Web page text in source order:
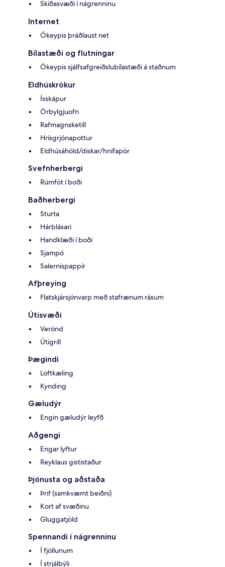
Skíðasvæði í nágrenninu
Internet
Ókeypis þráðlaust net
Bílastæði og flutningar
Ókeypis sjálfsafgreiðslubílastæði á staðnum
Eldhúskrókur
Ísskápur
Örbylgjuofn
Rafmagnsketill
Hrísgrjónapottur
Eldhúsáhöld/diskar/hnífapör
Svefnherbergi
Rúmföt í boði
Baðherbergi
Sturta
Hárblásari
Handklæði í boði
Sjampó
Salernispappír
Afþreying
Flatskjársjónvarp með stafrænum rásum
Útisvæði
Verönd
Útigrill
Þægindi
Loftkæling
Kynding
Gæludýr
Engin gæludýr leyfð
Aðgengi
Engar lyftur
Reyklaus gististaður
Þjónusta og aðstaða
Þrif (samkvæmt beiðni)
Kort af svæðinu
Gluggatjöld
Spennandi í nágrenninu
Í fjöllunum
Í strjálbýli